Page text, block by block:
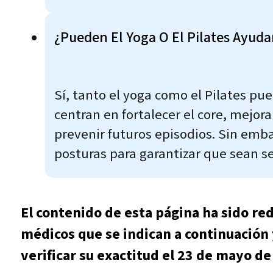
¿Pueden El Yoga O El Pilates
Sí, tanto el yoga como el Pilates
centran en fortalecer el core,
prevenir futuros episodios. Sin
posturas para garantizar que sean
El contenido de esta página ha sido
médicos que se indican a
verificar su exactitud el 23 de mayo